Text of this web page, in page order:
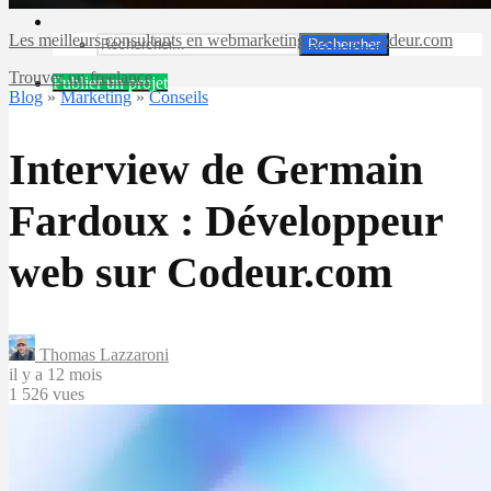
Rechercher
Publier un projet
Les meilleurs consultants en webmarketing sont sur Codeur.com
Trouver un freelance
Blog »Marketing»Conseils
Interview de Germain
Fardoux : Développeur
web sur Codeur.com
Thomas Lazzaroni
il y a 12 mois
1 526 vues